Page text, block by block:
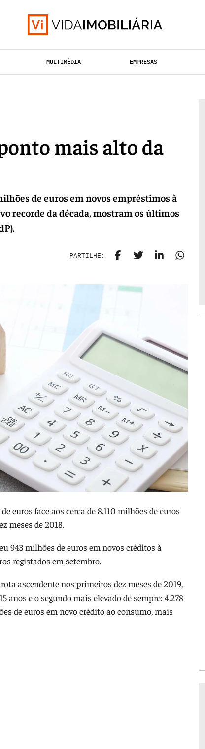
MULTIMÉDIA EMPRESAS
mais alto da
de euros em novos empréstimos à
recorde da década, mostram os últimos
PARTILHE:
euros face aos cerca de 8.110 milhões de euros
meses de 2018.
943 milhões de euros em novos créditos à
registados em setembro.
ascendente nos primeiros dez meses de 2019,
e o segundo mais elevado de sempre: 4.278
de euros em novo crédito ao consumo, mais